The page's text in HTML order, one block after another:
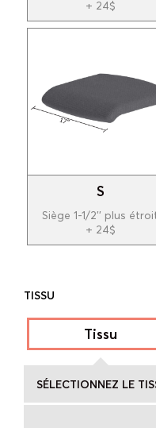
+ 24$
S
Siège 1-1/2'' plus
+ 24$
TISSU
Tissu
SÉLECTIONNEZ LE